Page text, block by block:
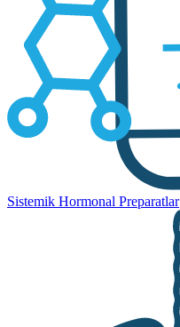
Sistemik Hormonal Preparatlar